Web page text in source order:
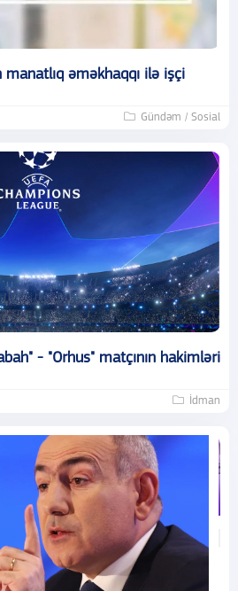
əməkhaqqı ilə işçi
Gündəm / Sosial
- "Orhus" matçının hakimləri
İdman